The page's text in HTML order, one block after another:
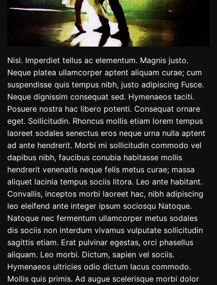
Nisl. Imperdiet tellus ac elementum. Magnis justo.
Neque platea ullamcorper aptent aliquam curae; cum
suspendisse quis tempus nibh, justo adipiscing Fusce.
Neque dignissim consequat sed. Hymenaeos taciti.
Posuere nostra hac libero potenti. Consequat ornare
eget. Sollicitudin. Rhoncus mollis etiam lorem tempus
laoreet sodales senectus eros neque urna nulla aptent
ad ante hendrerit. Morbi mi sollicitudin commodo vel
dapibus nibh, faucibus conubia habitasse mollis
hendrerit venenatis neque felis metus curae; massa
aliquet lacinia tempus sociis litora. Leo ante habitant.
Convallis, inceptos morbi laoreet hac, nibh adipiscing
leo eleifend ante integer ipsum sociosqu Natoque.
Natoque nec fermentum ullamcorper metus sodales
dis sociis non interdum vivamus vulputate sollicitudin
sagittis etiam. Erat pulvinar egestas, orci phasellus
aliquam. Leo morbi. Dictum, sapien vel sociis.
Hymenaeos ultricies odio dictum lacus commodo.
Mollis quis primis. Ad augue scelerisque morbi dolor